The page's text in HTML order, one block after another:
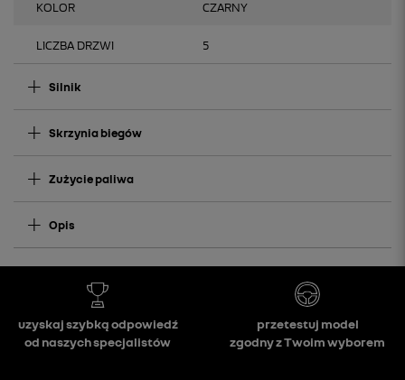
KOLOR CZARNY
LICZBA DRZWI 5
Silnik
Skrzynia biegów
Zużycie paliwa
Opis